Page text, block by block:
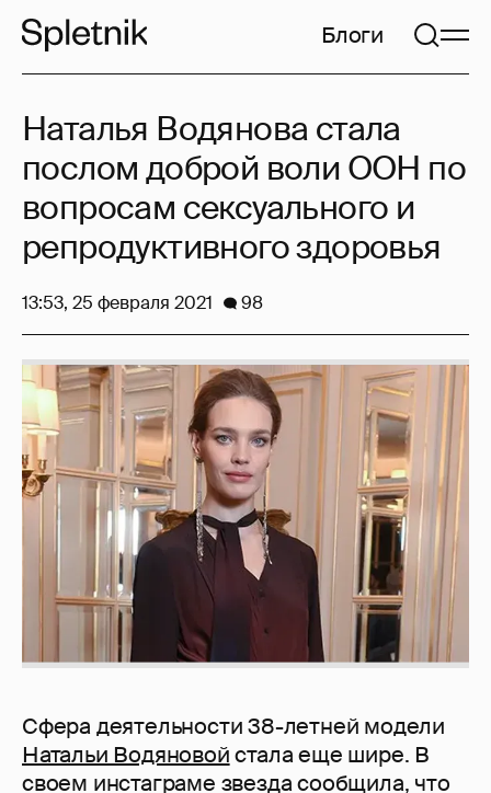
Блоги
Сфера деятельности 38-летней модели
Натальи Водяновойстала еще шире. В
своем инстаграме звезда сообщила, что
Наталья Водянова стала
послом доброй воли ООН по
вопросам сексуального и
репродуктивного здоровья
13:53, 25 февраля 2021 98